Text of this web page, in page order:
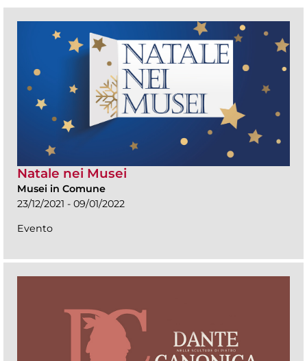
Natale nei Musei
Musei in Comune
23/12/2021 - 09/01/2022
Evento